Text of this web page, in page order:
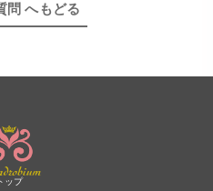
問 へもどる